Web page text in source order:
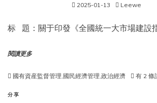
2025-01-13 Leewe
标 題：關于印發《全國統一大市場建設
閱讀更多
國有資産監督管理,國民經濟管理,政治經濟
國
有 2 條
分享